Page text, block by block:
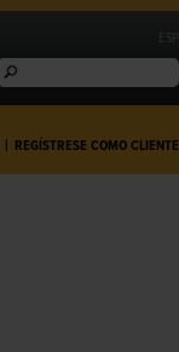
REGÍSTRESE COMO CLIENTE